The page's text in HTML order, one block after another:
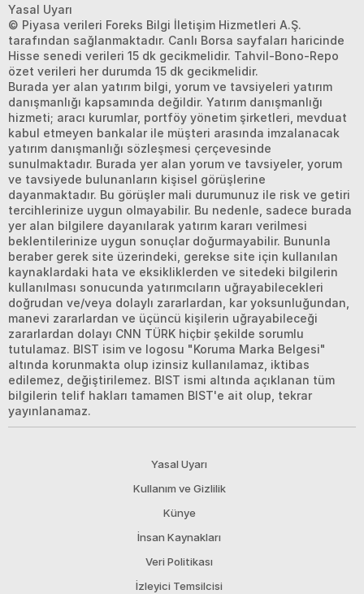
Yasal Uyarı
© Piyasa verileri Foreks Bilgi İletişim Hizmetleri A.Ş.
tarafından sağlanmaktadır. Canlı Borsa sayfaları haricinde
Hisse senedi verileri 15 dk gecikmelidir. Tahvil-Bono-Repo
özet verileri her durumda 15 dk gecikmelidir.
Burada yer alan yatırım bilgi, yorum ve tavsiyeleri yatırım
danışmanlığı kapsamında değildir. Yatırım danışmanlığı
hizmeti; aracı kurumlar, portföy yönetim şirketleri, mevduat
kabul etmeyen bankalar ile müşteri arasında imzalanacak
yatırım danışmanlığı sözleşmesi çerçevesinde
sunulmaktadır. Burada yer alan yorum ve tavsiyeler, yorum
ve tavsiyede bulunanların kişisel görüşlerine
dayanmaktadır. Bu görüşler mali durumunuz ile risk ve getiri
tercihlerinize uygun olmayabilir. Bu nedenle, sadece burada
yer alan bilgilere dayanılarak yatırım kararı verilmesi
beklentilerinize uygun sonuçlar doğurmayabilir. Bununla
beraber gerek site üzerindeki, gerekse site için kullanılan
kaynaklardaki hata ve eksikliklerden ve sitedeki bilgilerin
kullanılması sonucunda yatırımcıların uğrayabilecekleri
doğrudan ve/veya dolaylı zararlardan, kar yoksunluğundan,
manevi zararlardan ve üçüncü kişilerin uğrayabileceği
zararlardan dolayı CNN TÜRK hiçbir şekilde sorumlu
tutulamaz. BIST isim ve logosu "Koruma Marka Belgesi"
altında korunmakta olup izinsiz kullanılamaz, iktibas
edilemez, değiştirilemez. BIST ismi altında açıklanan tüm
bilgilerin telif hakları tamamen BIST'e ait olup, tekrar
yayınlanamaz.
Yasal Uyarı
Kullanım ve Gizlilik
Künye
İnsan Kaynakları
Veri Politikası
İzleyici Temsilcisi